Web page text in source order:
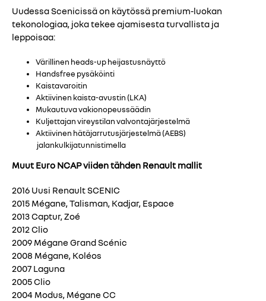
Uudessa Scenicissä on käytössä premium-luokan
tekonologiaa, joka tekee ajamisesta turvallista ja
leppoisaa:
Värillinen heads-up heijastusnäyttö
Handsfree pysäköinti
Kaistavaroitin
Aktiivinen kaista-avustin (LKA)
Mukautuva vakionopeussäädin
Kuljettajan vireystilan valvontajärjestelmä
Aktiivinen hätäjarrutusjärjestelmä (AEBS)
jalankulkijatunnistimella
Muut Euro NCAP viiden tähden Renault mallit
2016 Uusi Renault SCENIC
2015 Mégane, Talisman, Kadjar, Espace
2013 Captur, Zoé
2012 Clio
2009 Mégane Grand Scénic
2008 Mégane, Koléos
2007 Laguna
2005 Clio
2004 Modus, Mégane CC